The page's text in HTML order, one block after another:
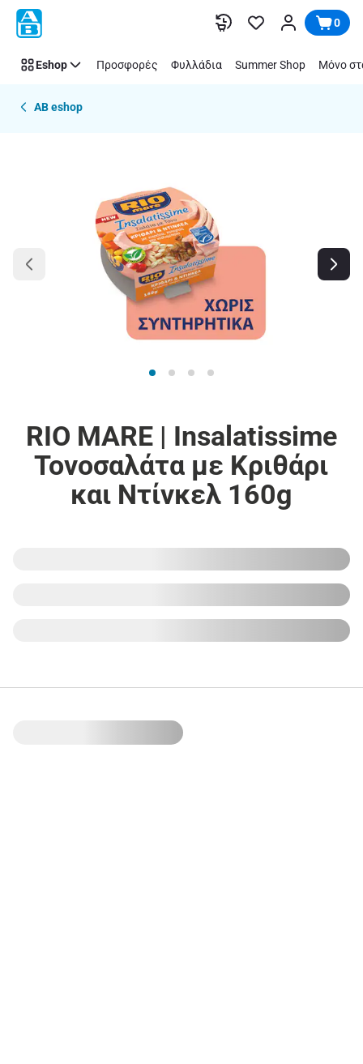
Παράλειψη 0
Eshop Προσφορές Φυλλάδια Summer Shop Μόνο
AB eshop
RIO MARE | Insalatissime
Τονοσαλάτα με Κριθάρι
και Ντίνκελ 160g